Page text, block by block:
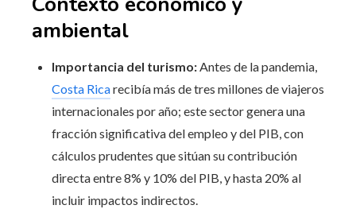
ambiental
Importancia del turismo: Antes de la pandemia,
Costa Ricarecibía más de tres millones de viajeros
internacionales por año; este sector genera una
fracción significativa del empleo y del PIB, con
cálculos prudentes que sitúan su contribución
directa entre 8% y 10% del PIB, y hasta 20% al
incluir impactos indirectos.